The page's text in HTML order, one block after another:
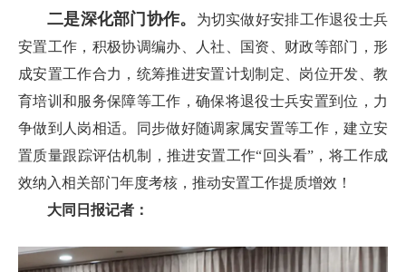
二是深化部门协作。
为切实做好安排工作退役士兵
安置工作，积极协调编办、人社、国资、财政等部门，形
成安置工作合力，统筹推进安置计划制定、岗位开发、教
育培训和服务保障等工作，确保将退役士兵安置到位，力
争做到人岗相适。同步做好随调家属安置等工作，建立安
置质量跟踪评估机制，推进安置工作“回头看”，将工作成
效纳入相关部门年度考核，推动安置工作提质增效！
大同日报记者：